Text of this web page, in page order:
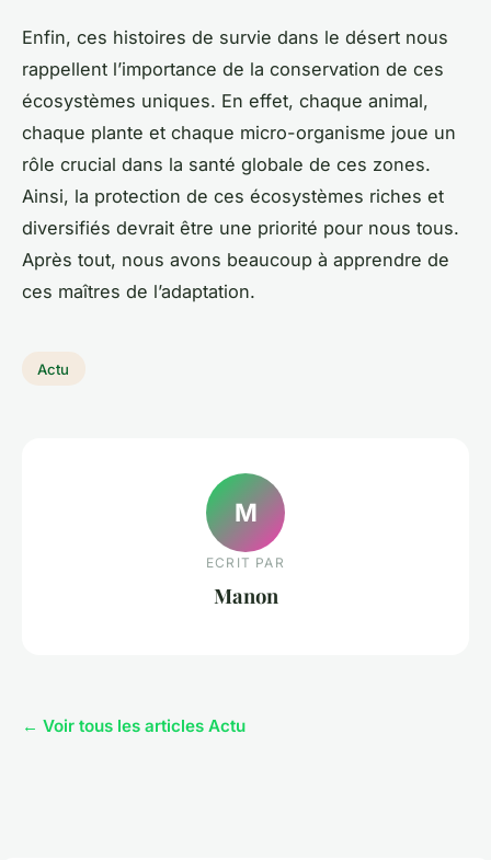
Enfin, ces histoires de survie dans le désert nous
rappellent l’importance de la conservation de ces
écosystèmes uniques. En effet, chaque animal,
chaque plante et chaque micro-organisme joue un
rôle crucial dans la santé globale de ces zones.
Ainsi, la protection de ces écosystèmes riches et
diversifiés devrait être une priorité pour nous tous.
Après tout, nous avons beaucoup à apprendre de
ces maîtres de l’adaptation.
Actu
M
ECRIT PAR
Manon
← Voir tous les articles Actu